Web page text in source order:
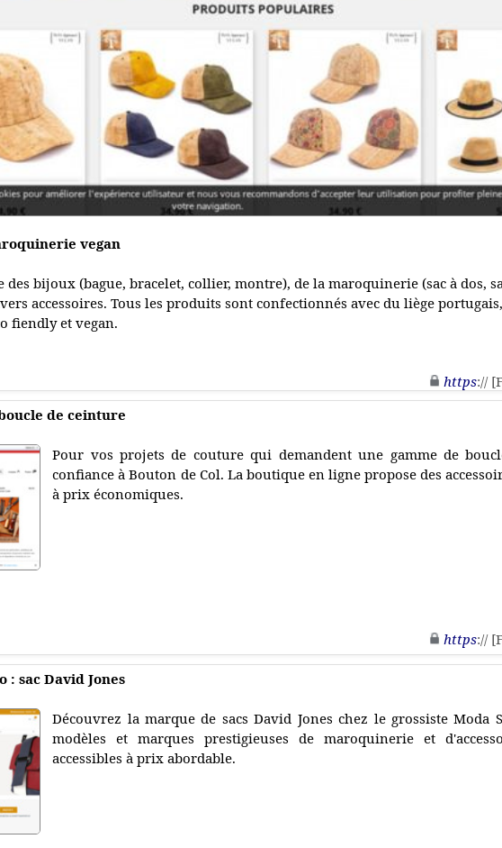
vegan
des bijoux (bague, bracelet, collier, montre), de la maroquinerie (sac à dos,
accessoires. Tous les produits sont confectionnés avec du liège
fiendly et vegan.
https://
de ceinture
Pour vos projets de couture qui demandent une gamme de
confiance à Bouton de Col. La boutique en ligne propose des
à prix économiques.
https://
: sac David Jones
Découvrez la marque de sacs David Jones chez le grossiste Moda
modèles et marques prestigieuses de maroquinerie et
accessibles à prix abordable.